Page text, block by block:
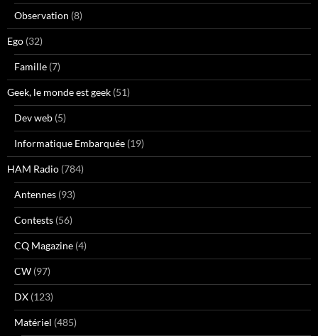
Observation (8)
Ego (32)
Famille (7)
Geek, le monde est geek (51)
Dev web (5)
Informatique Embarquée (19)
HAM Radio (784)
Antennes (93)
Contests (56)
CQ Magazine (4)
CW (97)
DX (123)
Matériel (485)